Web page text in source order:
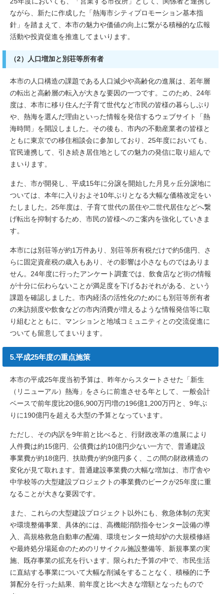
ながら、新たに作成した「熱海市シティプロモーション基本指
針」を踏まえて、本市の魅力や価値の向上に繋がる積極的な広報
活動や投資促進を推進してまいります。
（2）人口増加と別荘等所有者
本市の人口構造の課題である人口減少や高齢化の進展は、若年層
の転出と高齢層の転入が大きな要因の一つです。このため、24年
度は、本市に移り住んだ子育て世代など市民の皆様の暮らしぶり
や、熱海を選んだ理由といった情報を発信するウェブサイト「熱
海時間」を開設しました。その後も、市内の不動産業者の皆様と
ともに東京での移住相談会に参加しており、25年度においても、
官民連携して、引き続き居住地としての魅力の発信に取り組んで
まいります。
また、市が開発し、平成15年に分譲を開始した月見ヶ丘分譲地に
ついては、本年に入りおよそ10年ぶりとなる大幅な価格改定をい
たしました。25年度は、子育て世代の居住や二世代居住などへ繋
げ転出を抑制するため、市民の皆様へのご案内を強化していきま
す。
本市には別荘等が約1万件あり、別荘等所有税だけで約5億円、さ
らに固定資産税の歳入もあり、その影響は小さなものではありま
せん。24年度に行ったアンケート調査では、飲食店など街の情報
が十分に伝わらないことが満足度を下げるおそれがある、という
課題を確認しました。市内経済の活性化のためにも別荘等所有者
の来訪頻度や飲食などの市内消費が増えるような情報発信等に取
り組むとともに、マンションと地域コミュニティとの交流促進に
ついても留意してまいります。
5.平成25年度の重点施策
本市の平成25年度当初予算は、昨年からスタートさせた「新生
（リニューアル）熱海」をさらに前進させる年として、一般会計
ベースで前年度比20億6,900万円増の196億1,200万円と、9年ぶ
りに190億円を超える大型の予算となっています。
ただし、その内訳を9年前と比べると、行財政改革の進展により
人件費は約15億円、公債費は約10億円少ない一方で、普通建設
事業費が約18億円、扶助費が約9億円多く、この間の財政構造の
変化が見て取れます。普通建設事業費の大幅な増加は、市庁舎や
中学校等の大型建設プロジェクトの事業費のピークが25年度に重
なることが大きな要因です。
また、これらの大型建設プロジェクト以外にも、救急体制の充実
や環境整備事業、具体的には、高機能消防指令センター設備の導
入、高規格救急自動車の配備、環境センター焼却炉の大規模修繕
や最終処分場延命のためのリサイクル施設整備等、新規事業の実
施、既存事業の拡充を行います。限られた予算の中で、市民生活
に直結する事業について大幅な削減をすることなく、積極的に予
算配分を行った結果、前年度と比べ大きな増額となったもので